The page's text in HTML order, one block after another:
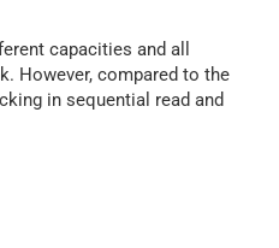
capacities and all
However, compared to the
in sequential read and